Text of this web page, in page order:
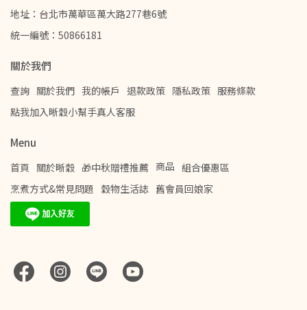
地址：台北市萬華區萬大路277巷6號
統一編號：50866181
關於我們
查詢 關於我們 我的帳戶 退款政策 隱私政策 服務條款
點我加入晰穀小幫手真人客服
Menu
首頁 關於晰穀 🎁中秋贈禮推薦 商品 組合優惠區
烹煮方式&常見問題 穀物生活誌 舊會員回娘家